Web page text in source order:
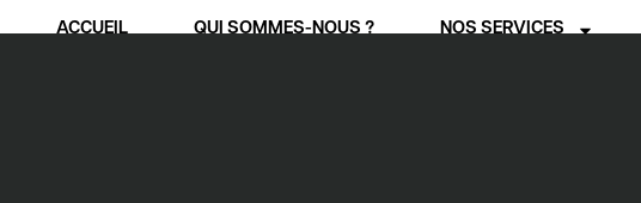
ACCUEIL QUI SOMMES-NOUS ? NOS SERVICES